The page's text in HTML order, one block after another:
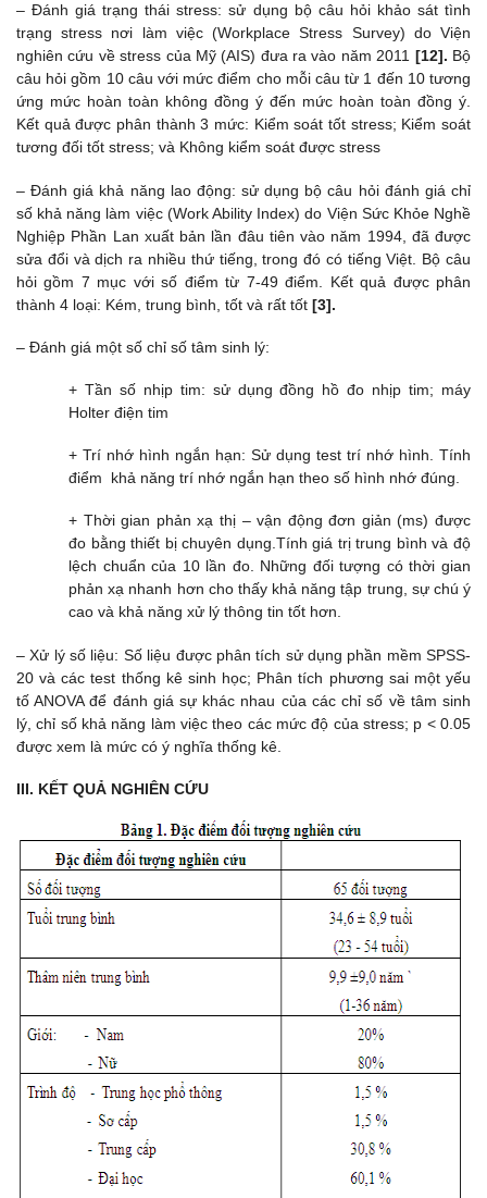
– Đánh giá trạng thái stress: sử dụng bộ câu hỏi khảo sát tình
trạng stress nơi làm việc (Workplace Stress Survey) do Viện
nghiên cứu về stress của Mỹ (AIS) đưa ra vào năm 2011 [12]. Bộ
câu hỏi gồm 10 câu với mức điểm cho mỗi câu từ 1 đến 10 tương
ứng mức hoàn toàn không đồng ý đến mức hoàn toàn đồng ý.
Kết quả được phân thành 3 mức: Kiểm soát tốt stress; Kiểm soát
tương đối tốt stress; và Không kiểm soát được stress
– Đánh giá khả năng lao động: sử dụng bộ câu hỏi đánh giá chỉ
số khả năng làm việc (Work Ability Index) do Viện Sức Khỏe Nghề
Nghiệp Phần Lan xuất bản lần đâu tiên vào năm 1994, đã được
sửa đổi và dịch ra nhiều thứ tiếng, trong đó có tiếng Việt. Bộ câu
hỏi gồm 7 mục với số điểm từ 7-49 điểm. Kết quả được phân
thành 4 loại: Kém, trung bình, tốt và rất tốt [3].
– Đánh giá một số chỉ số tâm sinh lý:
+ Tần số nhịp tim: sử dụng đồng hồ đo nhịp tim; máy
Holter điện tim
+ Trí nhớ hình ngắn hạn: Sử dụng test trí nhớ hình. Tính
điểm khả năng trí nhớ ngắn hạn theo số hình nhớ đúng.
+ Thời gian phản xạ thị – vận động đơn giản (ms) được
đo bằng thiết bị chuyên dụng.Tính giá trị trung bình và độ
lệch chuẩn của 10 lần đo. Những đối tượng có thời gian
phản xạ nhanh hơn cho thấy khả năng tập trung, sự chú ý
cao và khả năng xử lý thông tin tốt hơn.
– Xử lý số liệu: Số liệu được phân tích sử dụng phần mềm SPSS-
20 và các test thống kê sinh học; Phân tích phương sai một yếu
tố ANOVA để đánh giá sự khác nhau của các chỉ số về tâm sinh
lý, chỉ số khả năng làm việc theo các mức độ của stress; p < 0.05
được xem là mức có ý nghĩa thống kê.
III. KẾT QUẢ NGHIÊN CỨU